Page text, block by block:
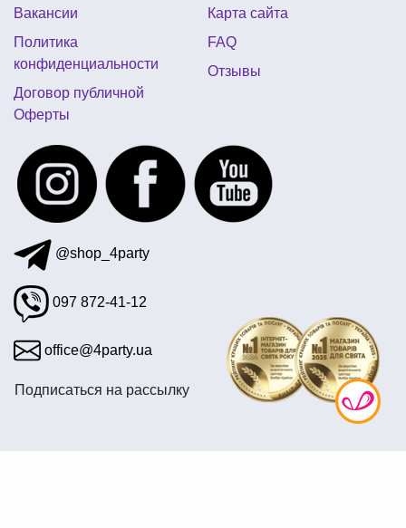
день рождение в стиле воздушный шар
обруч рожки
скатерть новогодняя киев купить
подушки прикольные
купить гирлянды недорого украина
Вакансии
Политика
конфиденциальности
Договор публичной
Оферты
Карта сайта
FAQ
Отзывы
@shop_4party
097 872-41-12
office@4party.ua
Подписаться на рассылку